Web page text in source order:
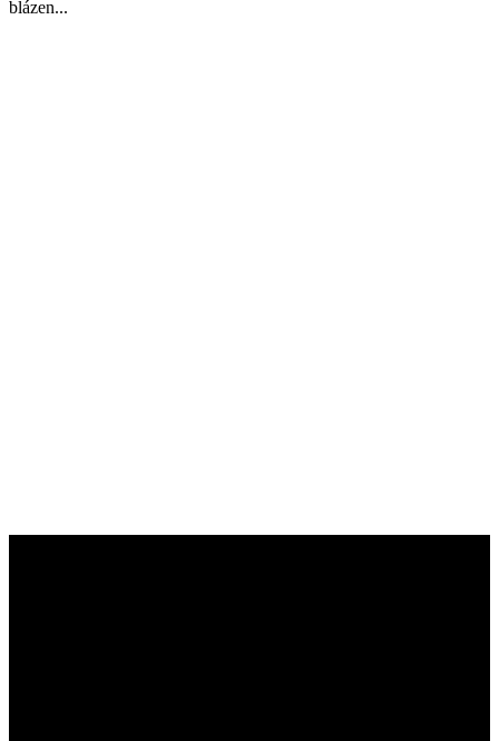
blázen...